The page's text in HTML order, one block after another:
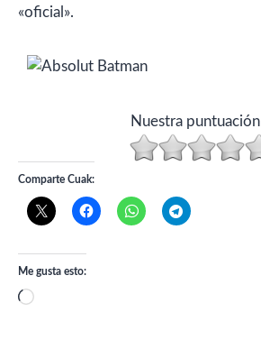
«oficial».
Nuestra puntuación
Comparte Cuak:
Me gusta esto:
Cargando...